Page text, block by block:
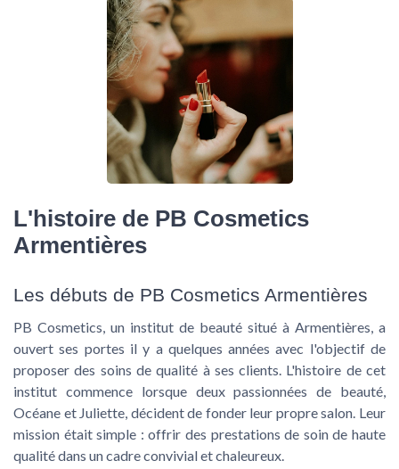
L'histoire de PB Cosmetics
Armentières
Les débuts de PB Cosmetics Armentières
PB Cosmetics, un institut de beauté situé à Armentières, a
ouvert ses portes il y a quelques années avec l'objectif de
proposer des soins de qualité à ses clients. L'histoire de cet
institut commence lorsque deux passionnées de beauté,
Océane et Juliette, décident de fonder leur propre salon. Leur
mission était simple : offrir des prestations de soin de haute
qualité dans un cadre convivial et chaleureux.